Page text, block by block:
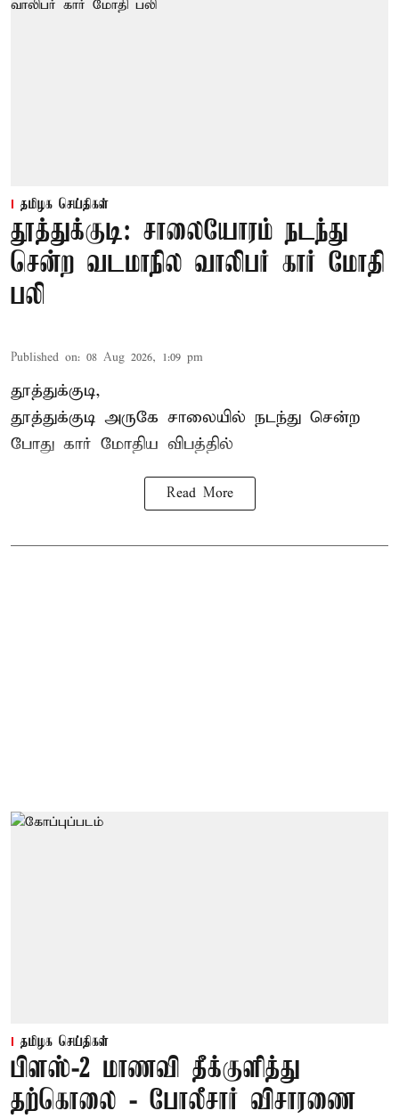
தமிழக செய்திகள்
தூத்துக்குடி: சாலையோரம் நடந்து
சென்ற வடமாநில வாலிபர் கார் மோதி
பலி
Published on: 08 Aug 2026, 1:09 pm
தூத்துக்குடி,
தூத்துக்குடி அருகே சாலையில் நடந்து சென்ற
போது கார் மோதிய விபத்தில்
Read More
தமிழக செய்திகள்
பிளஸ்-2 மாணவி தீக்குளித்து
தற்கொலை - போலீசார் விசாரணை